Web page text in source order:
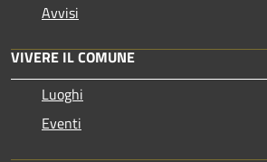
Avvisi
VIVERE IL COMUNE
Luoghi
Eventi